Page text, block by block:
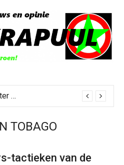
Gedachtenis van Peter Faber
TOBAGO
tactieken van de